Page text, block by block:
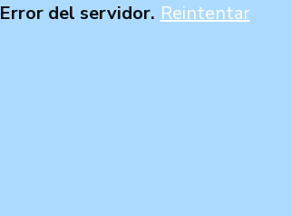
Error del servidor. Reintentar